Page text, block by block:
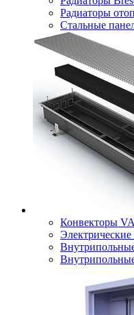
Радиаторы
Стальные
Конвекторы